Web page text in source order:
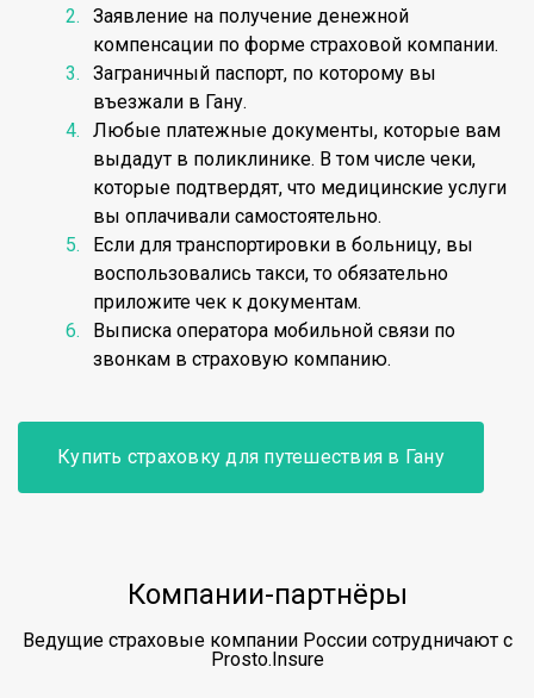
Заявление на получение денежной
компенсации по форме страховой компании.
Заграничный паспорт, по которому вы
въезжали в Гану.
Любые платежные документы, которые вам
выдадут в поликлинике. В том числе чеки,
которые подтвердят, что медицинские услуги
вы оплачивали самостоятельно.
Если для транспортировки в больницу, вы
воспользовались такси, то обязательно
приложите чек к документам.
Выписка оператора мобильной связи по
звонкам в страховую компанию.
Купить страховку для путешествия в Гану
Компании-партнёры
Ведущие страховые компании России сотрудничают с
Prosto.Insure